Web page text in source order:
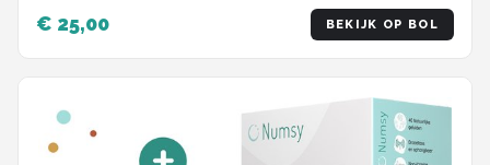
€ 25,00 BEKIJK OP BOL